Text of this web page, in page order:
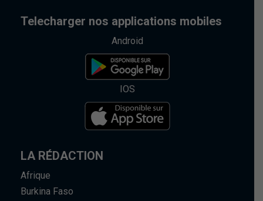
Telecharger nos applications mobiles
Android
IOS
LA RÉDACTION
Afrique
Burkina Faso